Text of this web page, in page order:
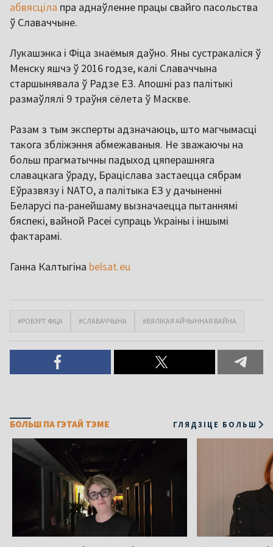
абвясціла пра аднаўленне працы свайго пасольства
ў Славаччыне.
Лукашэнка і Фіца знаёмыя даўно. Яны сустракаліся ў
Менску яшчэ ў 2016 годзе, калі Славаччына
старшынявала ў Радзе ЕЗ. Апошні раз палітыкі
размаўлялі 9 траўня сёлета ў Маскве.
Разам з тым эксперты адзначаюць, што магчымасці
такога збліжэння абмежаваныя. Не зважаючы на
больш прагматычны падыход цяперашняга
славацкага ўраду, Браціслава застаецца сябрам
Еўразвязу і NATO, а палітыка ЕЗ у дачыненні
Беларусі па-ранейшаму вызначаецца пытаннямі
бяспекі, вайной Расеі супраць Украіны і іншымі
фактарамі.
Ганна Калтыгіна belsat.eu
#РОБЭРТ ФІЦА #СЛАВАЧЧЫНА #ВЯЛІКАЯ АЙЧЫННАЯ ВАЙНА
БОЛЬШ ПА ГЭТАЙ ТЭМЕ ГЛЯДЗІЦЕ БОЛЬШ